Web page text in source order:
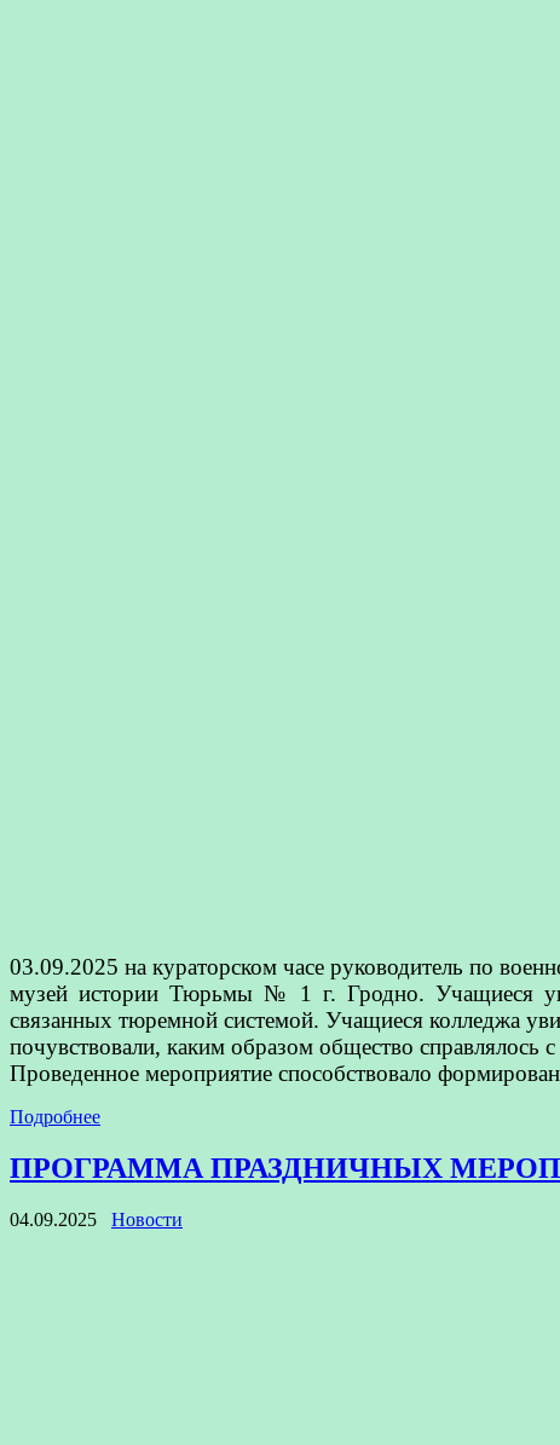
03.09.2025 на кураторском часе руководитель по
музей истории Тюрьмы № 1 г. Гродно. Учащиеся
связанных тюремной системой. Учащиеся колледжа
почувствовали, каким образом общество
Проведенное мероприятие способствовало
Подробнее
ПРОГРАММА ПРАЗДНИЧНЫХ
04.09.2025 Новости